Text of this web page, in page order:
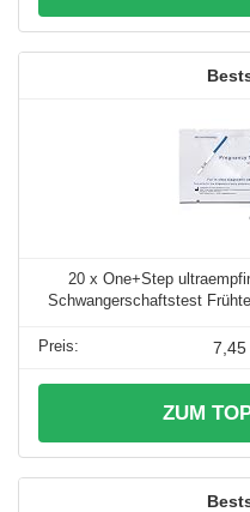
20 x One+Step
Schwangerschaftstest
7,45
ZUM